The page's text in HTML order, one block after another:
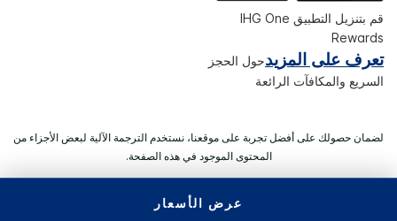
عرض الأسعار
قم بتنزيل التطبيق IHG One
Rewards
تعرف على المزيدحول الحجز
السريع والمكافآت الرائعة
لضمان حصولك على أفضل تجربة على موقعنا، نستخدم الترجمة الآلية لبعض الأجزاء من
المحتوى الموجود في هذه الصفحة.
© 2026 IHG. ‫جميع الحقوق محفوظة.‬ معظم الفنادق مملوكة ويتم